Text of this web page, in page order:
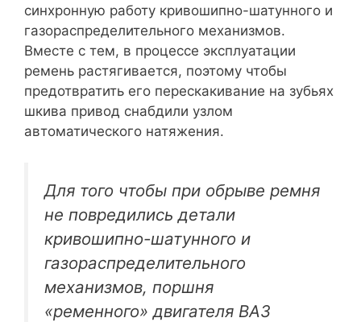
синхронную работу кривошипно-шатунного и
газораспределительного механизмов.
Вместе с тем, в процессе эксплуатации
ремень растягивается, поэтому чтобы
предотвратить его перескакивание на зубьях
шкива привод снабдили узлом
автоматического натяжения.
Для того чтобы при обрыве ремня
не повредились детали
кривошипно-шатунного и
газораспределительного
механизмов, поршня
«ременного» двигателя ВАЗ